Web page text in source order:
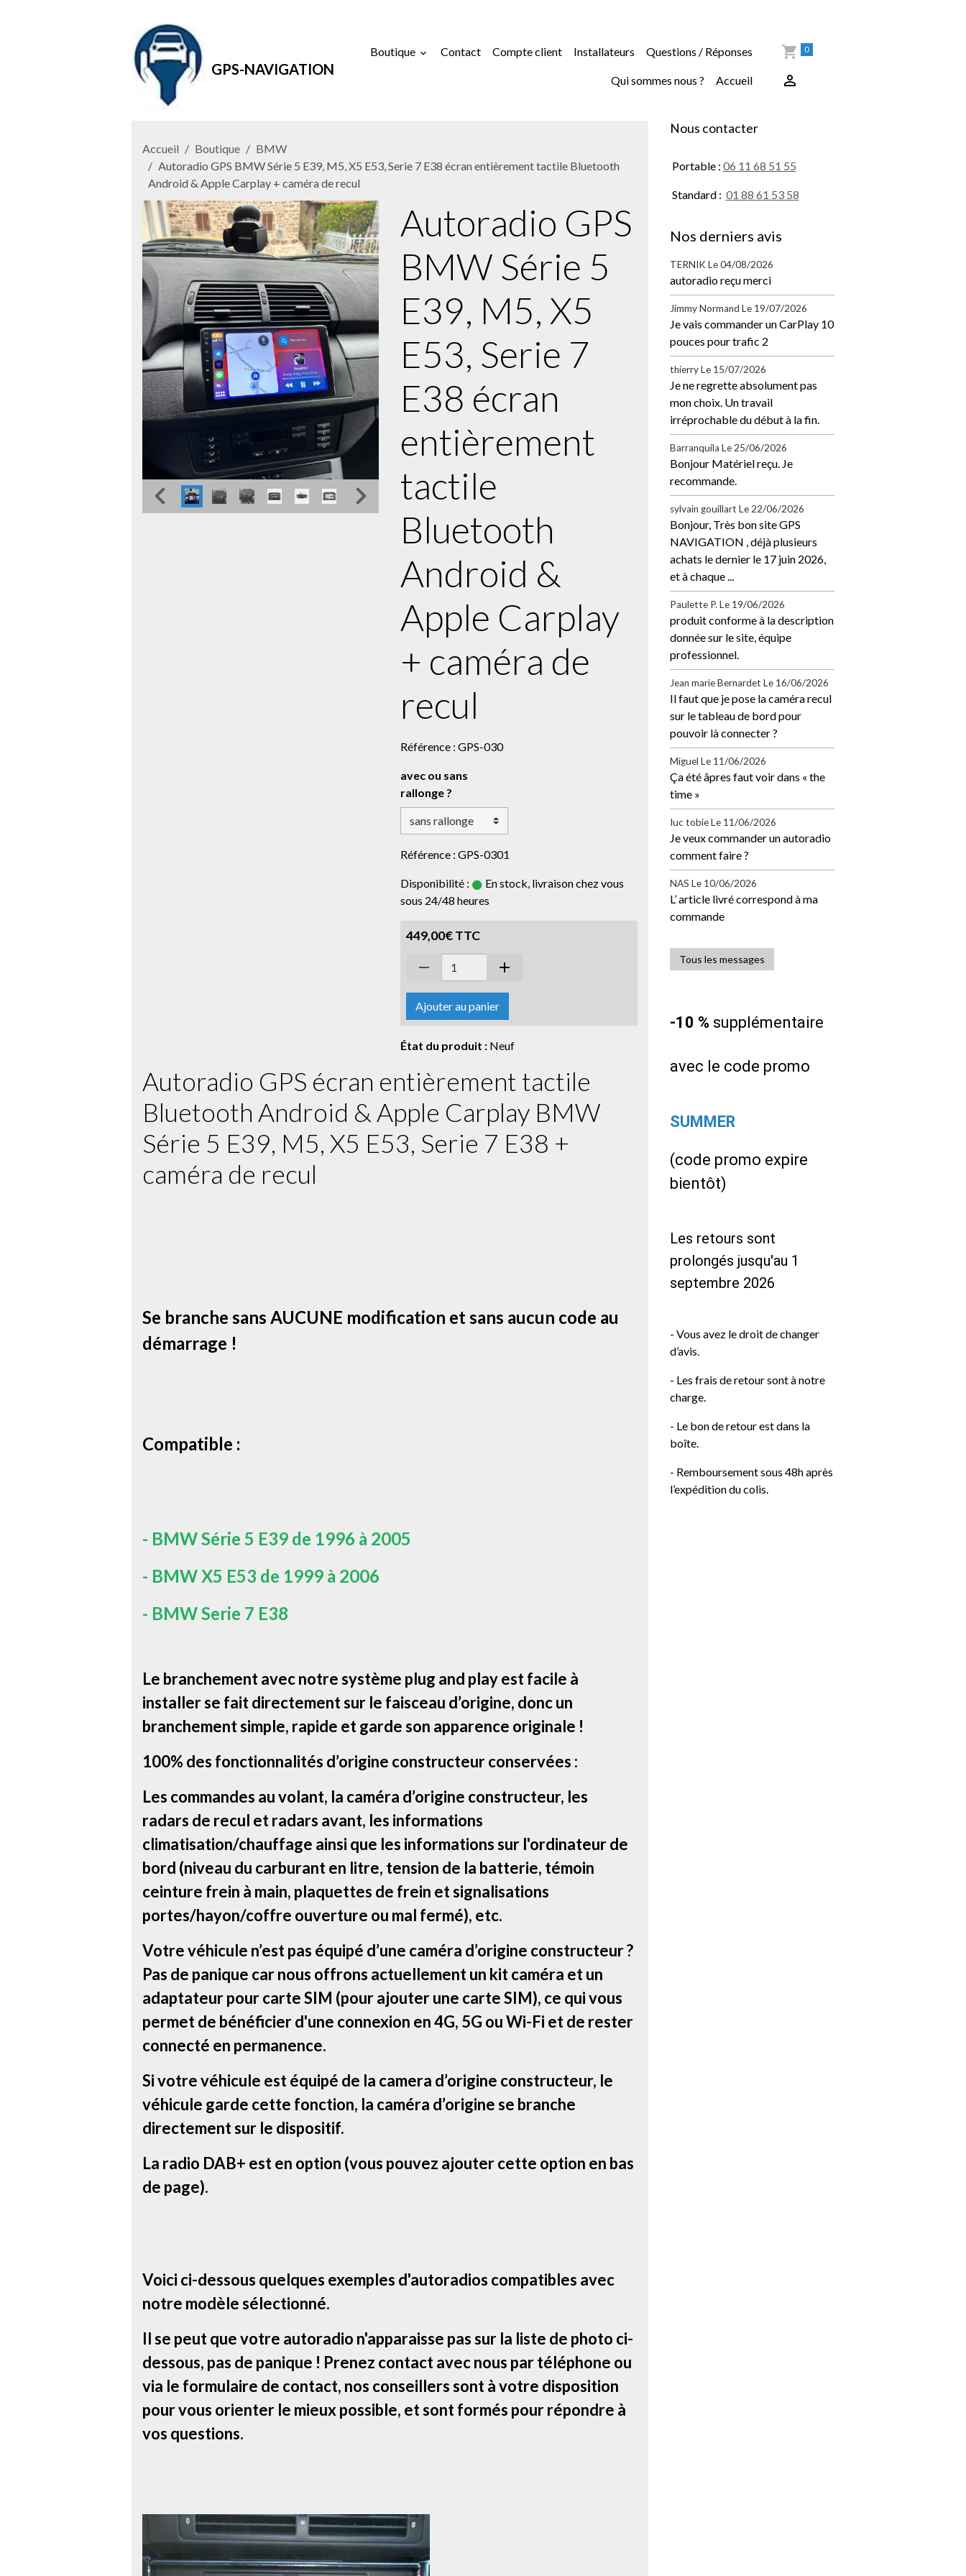
GPS-NAVIGATION
Boutique Contact Compte client Installateurs Questions / Réponses
Qui sommes nous ? Accueil
0
Accueil Boutique
BMW
Autoradio GPS BMW Série 5 E39, M5, X5 E53, Serie 7 E38 écran entièrement tactile Bluetooth
Android & Apple Carplay + caméra de recul
Autoradio GPS
BMW Série 5
E39, M5, X5
E53, Serie 7
E38 écran
entièrement
tactile
Bluetooth
Android &
Apple Carplay
+ caméra de
recul
Référence : GPS-030
avec ou sans
rallonge ?
Référence : GPS-0301
Disponibilité :
En stock, livraison chez vous
sous 24/48 heures
449,00€ TTC
Ajouter au panier
État du produit : Neuf
Autoradio GPS écran entièrement tactile
Bluetooth Android & Apple Carplay BMW
Série 5 E39, M5, X5 E53, Serie 7 E38 +
caméra de recul
Se branche sans AUCUNE modification et sans aucun code au
démarrage !
Compatible :
- BMW Série 5 E39 de 1996 à 2005
- BMW X5 E53 de 1999 à 2006
- BMW Serie 7 E38
Le branchement avec notre système plug and play est facile à
installer se fait directement sur le faisceau d’origine, donc un
branchement simple, rapide et garde son apparence originale !
100% des fonctionnalités d’origine constructeur conservées :
Les commandes au volant, la caméra d’origine constructeur, les
radars de recul et radars avant, les informations
climatisation/chauffage ainsi que les informations sur l'ordinateur de
bord (niveau du carburant en litre, tension de la batterie, témoin
ceinture frein à main, plaquettes de frein et signalisations
portes/hayon/coffre ouverture ou mal fermé), etc.
Votre véhicule n’est pas équipé d’une caméra d’origine constructeur ?
Pas de panique car nous offrons actuellement un kit caméra et un
adaptateur pour carte SIM (pour ajouter une carte SIM), ce qui vous
permet de bénéficier d'une connexion en 4G, 5G ou Wi-Fi et de rester
connecté en permanence.
Si votre véhicule est équipé de la camera d’origine constructeur, le
véhicule garde cette fonction, la caméra d’origine se branche
directement sur le dispositif.
La radio DAB+ est en option (vous pouvez ajouter cette option en bas
de page).
Voici ci-dessous quelques exemples d'autoradios compatibles avec
notre modèle sélectionné.
Il se peut que votre autoradio n'apparaisse pas sur la liste de photo ci-
dessous, pas de panique ! Prenez contact avec nous par téléphone ou
via le formulaire de contact, nos conseillers sont à votre disposition
pour vous orienter le mieux possible, et sont formés pour répondre à
vos questions.
Nous contacter
Portable : 06 11 68 51 55
Standard : 01 88 61 53 58
Nos derniers avis
TERNIK Le 04/08/2026
autoradio reçu merci
Jimmy Normand Le 19/07/2026
Je vais commander un CarPlay 10
pouces pour trafic 2
thierry Le 15/07/2026
Je ne regrette absolument pas
mon choix. Un travail
irréprochable du début à la fin.
Barranquila Le 25/06/2026
Bonjour Matériel reçu. Je
recommande.
sylvain gouillart Le 22/06/2026
Bonjour, Très bon site GPS
NAVIGATION , déjà plusieurs
achats le dernier le 17 juin 2026,
et à chaque ...
Paulette P. Le 19/06/2026
produit conforme à la description
donnée sur le site, équipe
professionnel.
Jean marie Bernardet Le 16/06/2026
Il faut que je pose la caméra recul
sur le tableau de bord pour
pouvoir là connecter ?
Miguel Le 11/06/2026
Ça été âpres faut voir dans « the
time »
Iuc tobie Le 11/06/2026
Je veux commander un autoradio
comment faire ?
NAS Le 10/06/2026
L’ article livré correspond à ma
commande
Tous les messages
-10 % supplémentaire
avec le code promo
SUMMER
(code promo expire
bientôt)
Les retours sont
prolongés jusqu'au 1
septembre 2026
- Vous avez le droit de changer
d’avis.
- Les frais de retour sont à notre
charge.
- Le bon de retour est dans la
boîte.
- Remboursement sous 48h après
l’expédition du colis.